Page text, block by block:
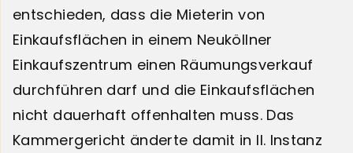
entschieden, dass die Mieterin von
Einkaufsflächen in einem Neuköllner
Einkaufszentrum einen Räumungsverkauf
durchführen darf und die Einkaufsflächen
nicht dauerhaft offenhalten muss. Das
Kammergericht änderte damit in II. Instanz